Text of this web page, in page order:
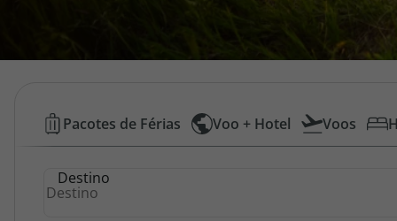
Área de Cliente
Hotéis
Baratos
Pacotes de Férias Voo + Hotel Voos
Destino